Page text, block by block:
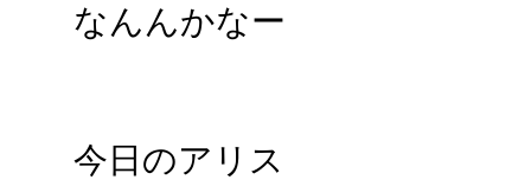
なんんかなー
今日のアリス